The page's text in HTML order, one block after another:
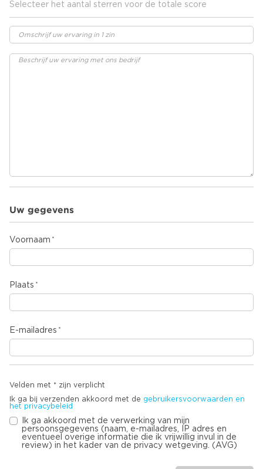
Selecteer het aantal sterren voor de totale score
Uw gegevens
Voornaam
Plaats
E-mailadres
Velden met * zijn verplicht
Ik ga bij verzenden akkoord met de gebruikersvoorwaarden en
het privacybeleid
Ik ga akkoord met de verwerking van mijn
persoonsgegevens (naam, e-mailadres, IP adres en
eventueel overige informatie die ik vrijwillig invul in de
review) in het kader van de privacy wetgeving. (AVG)